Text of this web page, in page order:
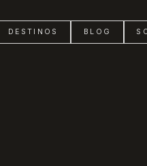
DESTINOS BLOG